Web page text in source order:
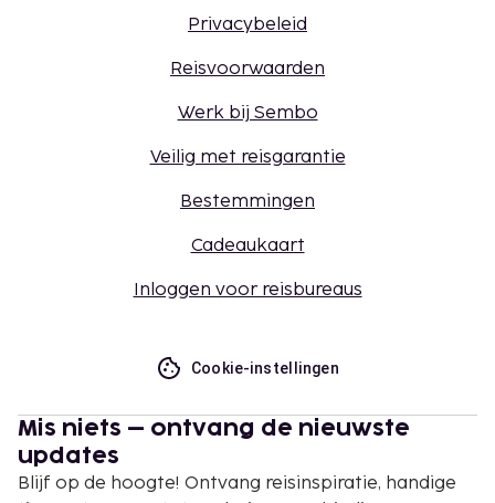
Privacybeleid
Reisvoorwaarden
Werk bij Sembo
Veilig met reisgarantie
Bestemmingen
Cadeaukaart
Inloggen voor reisbureaus
Cookie-instellingen
Mis niets – ontvang de nieuwste
updates
Blijf op de hoogte! Ontvang reisinspiratie, handige